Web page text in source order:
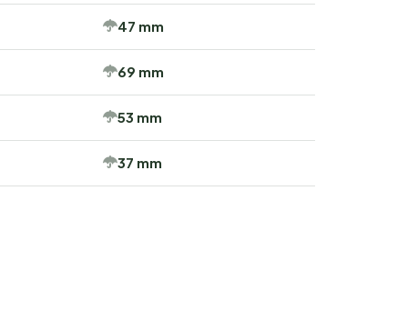
47 mm
69 mm
53 mm
37 mm